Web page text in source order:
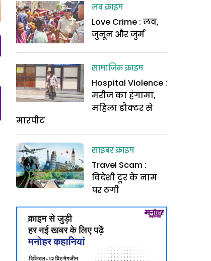
लव क्राइम
Love Crime : लव,
जुनून और जुर्म
सामाजिक क्राइम
Hospital Violence :
मरीज का हंगामा,
महिला डौक्टर से
मारपीट
साइबर क्राइम
Travel Scam :
विदेशी टूर के नाम
पर ठगी